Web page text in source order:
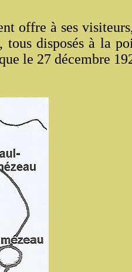
offre à ses
tous disposés à la
le 27 décembre